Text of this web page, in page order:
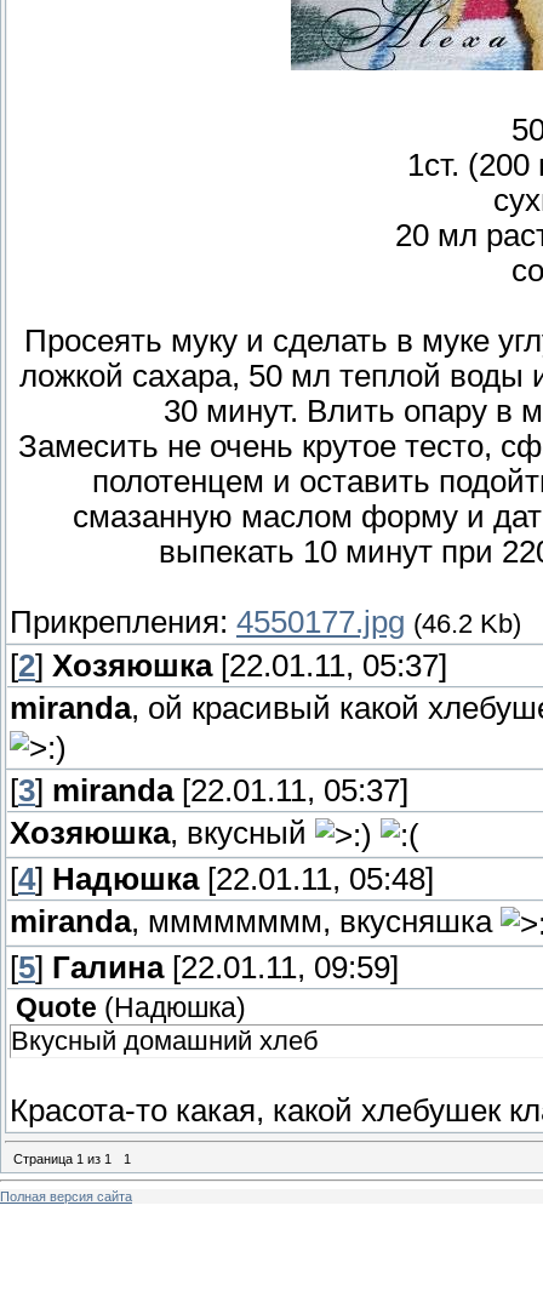
1ст.
20 мл
Просеять муку и сделать в муке
ложкой сахара, 50 мл теплой воды
30 минут. Влить опару в
Замесить не очень крутое тесто,
полотенцем и оставить
смазанную маслом форму и
выпекать 10 минут при
Прикрепления: 4550177.jpg (46.2 Kb)
[2] Хозяюшка[22.01.11, 05:37]
miranda, ой красивый какой
[3] miranda[22.01.11, 05:37]
Хозяюшка, вкусный
[4] Надюшка[22.01.11, 05:48]
miranda, мммммммм, вкусняшка
[5] Галина[22.01.11, 09:59]
Quote ( Надюшка)
Вкусный домашний хлеб
Красота-то какая, какой хлебушек
Страница 1 из 1 1
Полная версия сайта